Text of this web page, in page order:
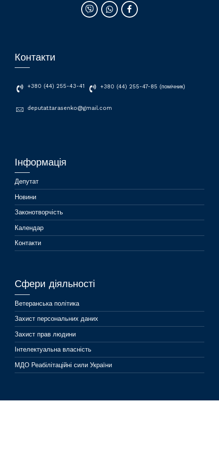
Контакти
+380 (44) 255-43-41 +380 (44) 255-47-85 (помічник)
deputat.tarasenko@gmail.com
Інформація
Депутат
Новини
Законотворчість
Календар
Контакти
Сфери діяльності
Ветеранська політика
Захист персональних даних
Захист прав людини
Інтелектуальна власність
МДО Реабілітаційні сили України